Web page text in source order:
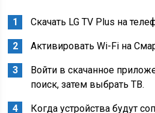
Скачать LG TV Plus на
Активировать Wi-Fi на
Войти в скачанное
поиск, затем выбрать ТВ.
Когда устройства будут